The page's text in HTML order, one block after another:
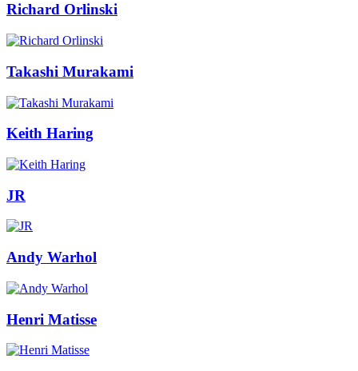
Richard Orlinski
Takashi Murakami
Keith Haring
JR
Andy Warhol
Henri Matisse